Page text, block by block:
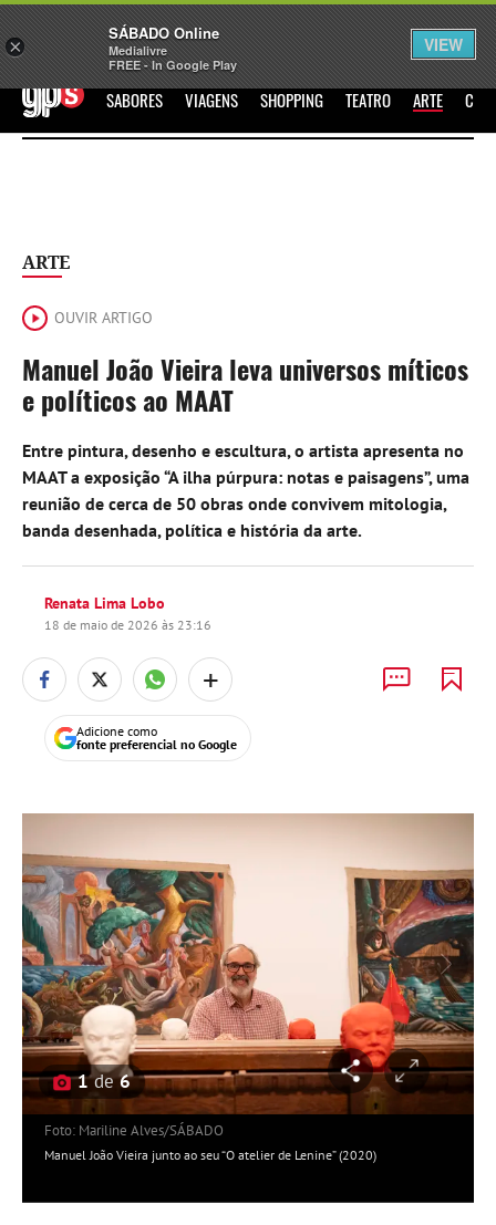
Sábado Assine Iniciar Sessão
GPS SABORES VIAGENS SHOPPING TEATRO ARTE
ARTE
OUVIR ARTIGO
Manuel João Vieira leva universos míticos
e políticos ao MAAT
Entre pintura, desenho e escultura, o artista apresenta no
MAAT a exposição “A ilha púrpura: notas e paisagens”, uma
reunião de cerca de 50 obras onde convivem mitologia,
banda desenhada, política e história da arte.
Renata Lima Lobo
18 de maio de 2026 às 23:16
+
Adicione como
fonte preferencial no Google
1de6
Manuel João Vieira junto ao seu “O atelier de Lenine” (2020)
Foto: Mariline Alves/SÁBADO
×
SÁBADO Online
Medialivre
FREE - In Google Play
VIEW